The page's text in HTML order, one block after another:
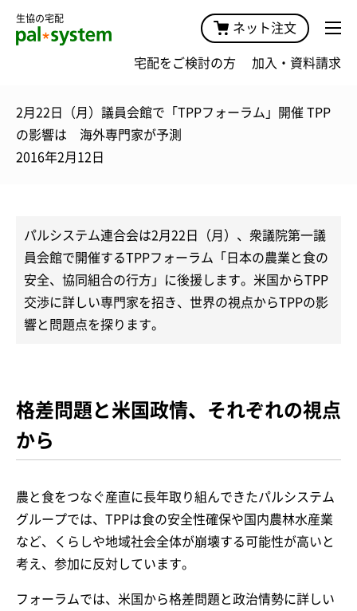
生協の宅配
ネット注文
宅配をご検討の方 加入・資料請求
2月22日（月）議員会館で「TPPフォーラム」開催 TPP
の影響は 海外専門家が予測
2016年2月12日
パルシステム連合会は2月22日（月）、衆議院第一議
員会館で開催するTPPフォーラム「日本の農業と食の
安全、協同組合の行方」に後援します。米国からTPP
交渉に詳しい専門家を招き、世界の視点からTPPの影
響と問題点を探ります。
格差問題と米国政情、それぞれの視点
から
農と食をつなぐ産直に長年取り組んできたパルシステム
グループでは、TPPは食の安全性確保や国内農林水産業
など、くらしや地域社会全体が崩壊する可能性が高いと
考え、参加に反対しています。
フォーラムでは、米国から格差問題と政治情勢に詳しい